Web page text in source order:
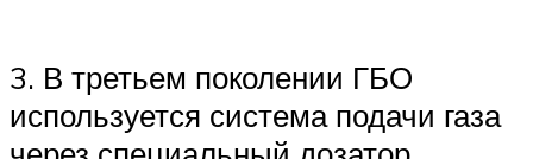
3. В третьем поколении ГБО
используется система подачи газа